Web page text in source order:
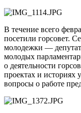
В течение всего
посетили горсовет.
молодежки —
молодых
о деятельности
проектах и историях
вопросы о работе